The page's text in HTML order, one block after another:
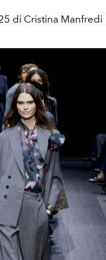
di Cristina Manfredi